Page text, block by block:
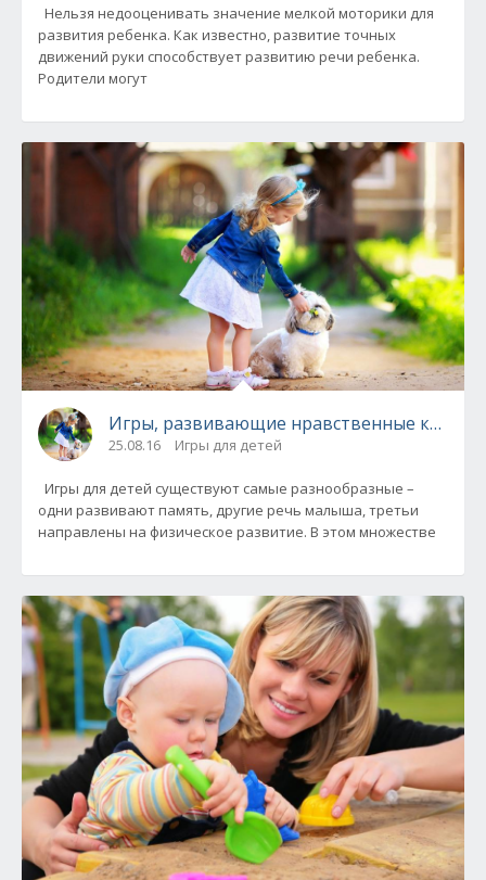
Нельзя недооценивать значение мелкой моторики для
развития ребенка. Как известно, развитие точных
движений руки способствует развитию речи ребенка.
Родители могут
Игры, развивающие нравственные
25.08.16 Игры для детей
Игры для детей существуют самые разнообразные –
одни развивают память, другие речь малыша, третьи
направлены на физическое развитие. В этом множестве